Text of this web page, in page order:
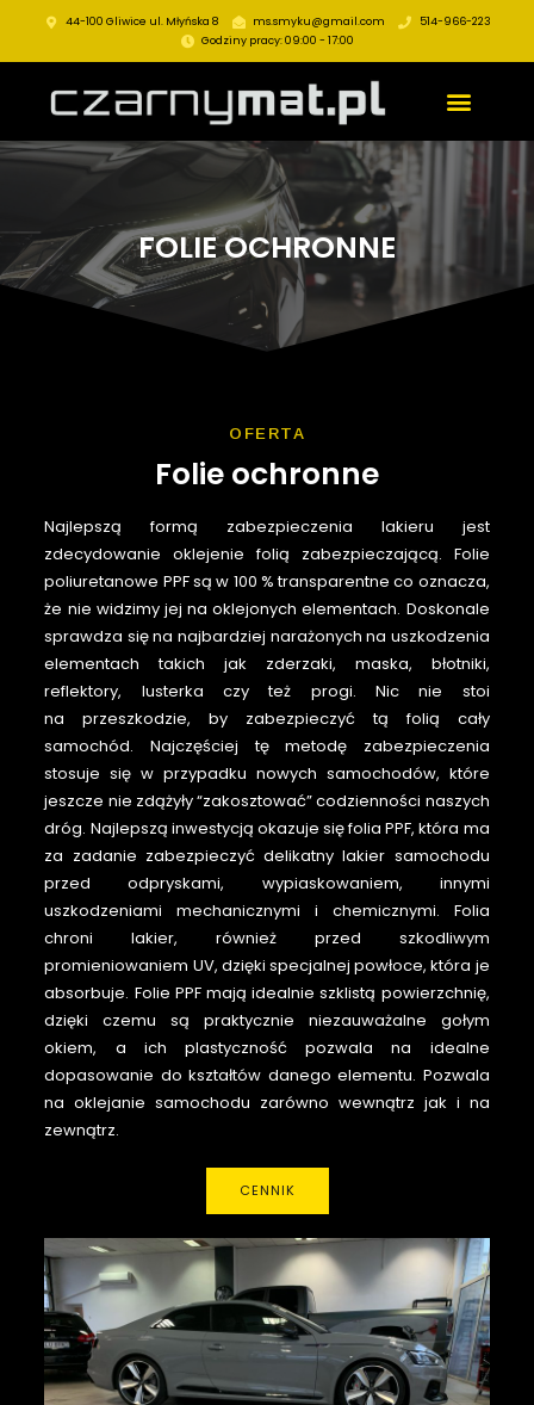
44-100 Gliwice ul. Młyńska 8 ms.smyku@gmail.com
514-966-223
Godziny pracy: 09:00 - 17:00
FOLIE OCHRONNE
OFERTA
Folie ochronne
Najlepszą formą zabezpieczenia lakieru jest
zdecydowanie oklejenie folią zabezpieczającą. Folie
poliuretanowe PPF są w 100 % transparentne co oznacza,
że nie widzimy jej na oklejonych elementach. Doskonale
sprawdza się na najbardziej narażonych na uszkodzenia
elementach takich jak zderzaki, maska, błotniki,
reflektory, lusterka czy też progi. Nic nie stoi
na przeszkodzie, by zabezpieczyć tą folią cały
samochód. Najczęściej tę metodę zabezpieczenia
stosuje się w przypadku nowych samochodów, które
jeszcze nie zdążyły “zakosztować” codzienności naszych
dróg. Najlepszą inwestycją okazuje się folia PPF, która ma
za zadanie zabezpieczyć delikatny lakier samochodu
przed odpryskami, wypiaskowaniem, innymi
uszkodzeniami mechanicznymi i chemicznymi. Folia
chroni lakier, również przed szkodliwym
promieniowaniem UV, dzięki specjalnej powłoce, która je
absorbuje. Folie PPF mają idealnie szklistą powierzchnię,
dzięki czemu są praktycznie niezauważalne gołym
okiem, a ich plastyczność pozwala na idealne
dopasowanie do kształtów danego elementu. Pozwala
na oklejanie samochodu zarówno wewnątrz jak i na
zewnątrz.
CENNIK